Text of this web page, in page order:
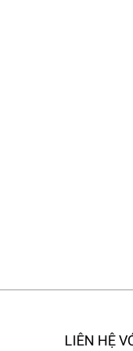
LIÊN HỆ